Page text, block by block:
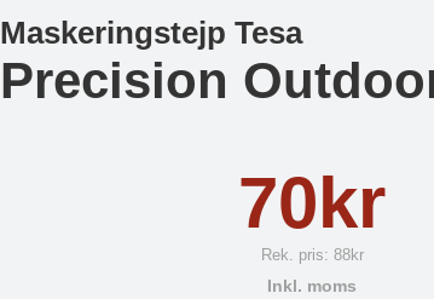
Maskeringstejp Tesa
Precision
70kr
Rek. pris: 88kr
Inkl. moms